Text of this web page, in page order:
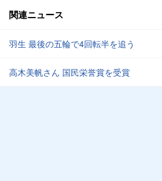
関連ニュース
羽生 最後の五輪で4回転半を追う
高木美帆さん 国民栄誉賞を受賞